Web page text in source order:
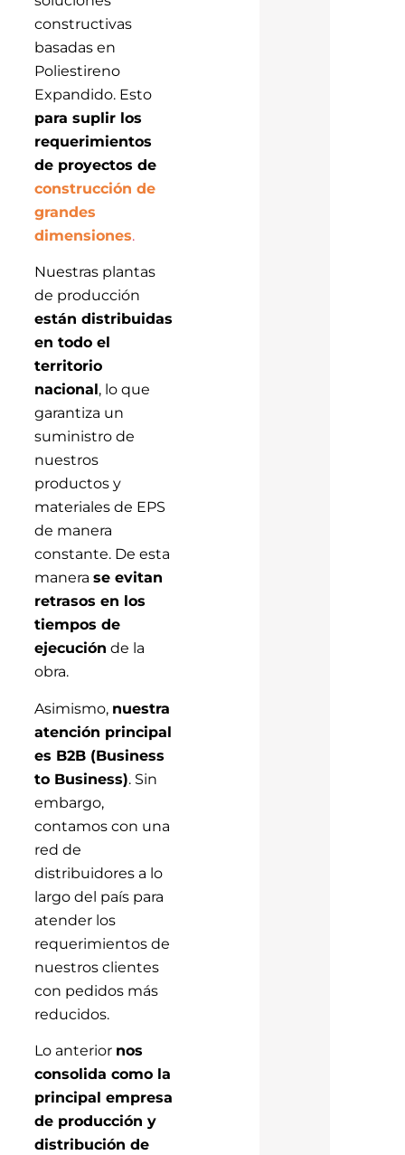
constructivas
basadas en
Poliestireno
Expandido. Esto
para suplir los
requerimientos
de proyectos de
construcción de
grandes
dimensiones.
Nuestras plantas
de producción
están distribuidas
en todo el
territorio
nacional, lo que
garantiza un
suministro de
nuestros
productos y
materiales de EPS
de manera
constante. De esta
manera se evitan
retrasos en los
tiempos de
ejecución de la
obra.
Asimismo, nuestra
atención principal
es B2B (Business
to Business). Sin
embargo,
contamos con una
red de
distribuidores a lo
largo del país para
atender los
requerimientos de
nuestros clientes
con pedidos más
reducidos.
Lo anterior nos
consolida como la
principal empresa
de producción y
distribución de